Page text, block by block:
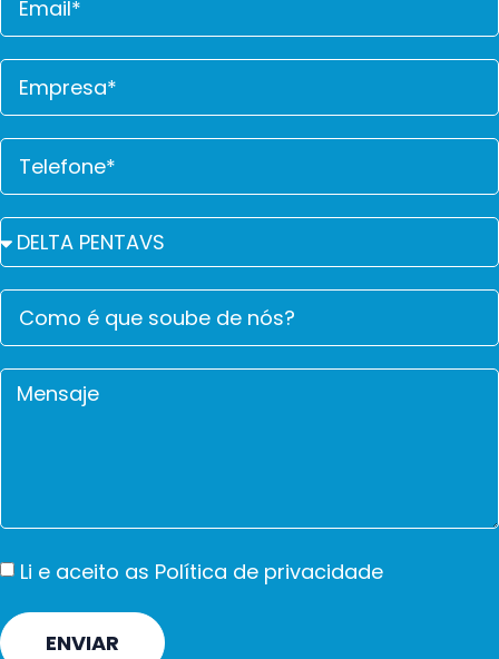
Li e aceito as Política de privacidade
ENVIAR